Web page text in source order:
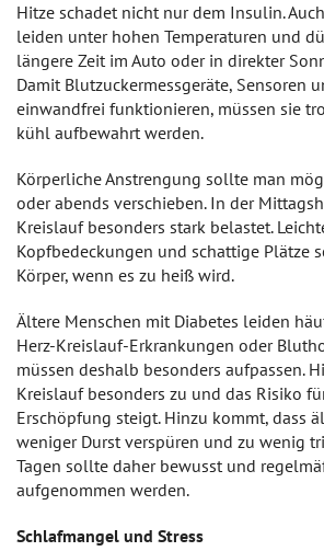
Hitze schadet nicht nur dem Insulin.
leiden unter hohen Temperaturen und
längere Zeit im Auto oder in direkter
Damit Blutzuckermessgeräte, Sensoren
einwandfrei funktionieren, müssen sie
kühl aufbewahrt werden.
Körperliche Anstrengung sollte man
oder abends verschieben. In der
Kreislauf besonders stark belastet.
Kopfbedeckungen und schattige Plätze
Körper, wenn es zu heiß wird.
Ältere Menschen mit Diabetes leiden
Herz-Kreislauf-Erkrankungen oder
müssen deshalb besonders aufpassen.
Kreislauf besonders zu und das Risiko
Erschöpfung steigt. Hinzu kommt, dass
weniger Durst verspüren und zu wenig
Tagen sollte daher bewusst und
aufgenommen werden.
Schlafmangel und Stress